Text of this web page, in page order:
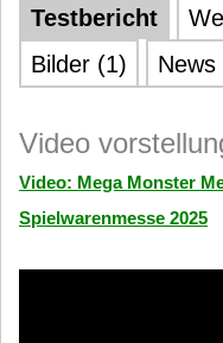
Testbericht
Bilder (1)
News
Video
Video: Mega Monster
Spielwarenmesse 2025